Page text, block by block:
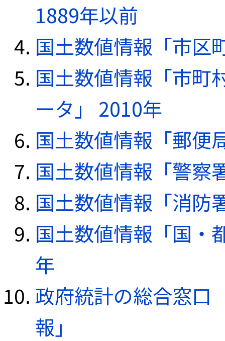
1889年以前
国土数値情報「市区
国土数値情報「市町
ータ」 2010年
国土数値情報「郵便
国土数値情報「警察
国土数値情報「消防
国土数値情報「国・
年
政府統計の総合窓口
報」